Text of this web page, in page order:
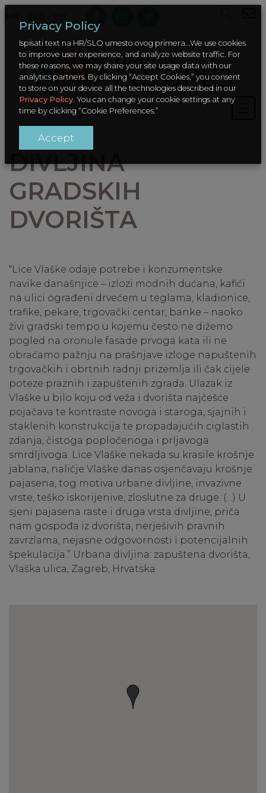
DIVLJINA
GRADSKIH
DVORIŠTA
“Lice Vlaške odaje potrebe i konzumentske
navike današnjice – izlozi modnih dućana, kafići
na ulici ograđeni drvećem u teglama, kladionice,
trafike, pekare, trgovački centar, banke – naoko
živi gradski tempo u kojemu često ne dižemo
pogled na oronule fasade prvoga kata ili ne
obraćamo pažnju na prašnjave izloge napuštenih
trgovačkih i obrtnih radnji prizemlja ili čak cijele
poteze praznih i zapuštenih zgrada. Ulazak iz
Vlaške u bilo koju od veža i dvorišta najčešće
pojačava te kontraste novoga i staroga, sjajnih i
staklenih konstrukcija te propadajućih ciglastih
zdanja, čistoga popločenoga i prljavoga
smrdljivoga. Lice Vlaške nekada su krasile krošnje
jablana, naličje Vlaške danas osjenčavaju krošnje
pajasena, tog motiva urbane divljine, invazivne
vrste, teško iskorijenive, zloslutne za druge. (…) U
sjeni pajasena raste i druga vrsta divljine, priča
nam gospođa iz dvorišta, nerješivih pravnih
zavrzlama, nejasne odgovornosti i potencijalnih
špekulacija.” Urbana divljina: zapuštena dvorišta,
Vlaška ulica, Zagreb, Hrvatska
Privacy Policy
Ispisati text na HR/SLO umesto ovog primera…We use cookies
to improve user experience, and analyze website traffic. For
these reasons, we may share your site usage data with our
analytics partners. By clicking “Accept Cookies,” you consent
to store on your device all the technologies described in our
Privacy Policy. You can change your cookie settings at any
time by clicking “Cookie Preferences.”
Accept